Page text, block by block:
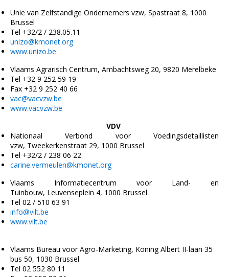
Unie van Zelfstandige Ondernemers vzw, Spastraat 8, 1000
Brussel
Tel +32/2 / 238.05.11
unizo@kmonet.org
www.unizo.be
Vlaams Agrarisch Centrum, Ambachtsweg 20, 9820 Merelbeke
Tel +32 9 252 59 19
Fax +32 9 252 40 66
vac@vacvzw.be
www.vacvzw.be
VDV
Nationaal Verbond voor Voedingsdetaillisten
vzw, Tweekerkenstraat 29, 1000 Brussel
Tel +32/2 / 238 06 22
carine.vermeulen@kmonet.org
Vlaams Informatiecentrum voor Land- en
Tuinbouw, Leuvenseplein 4, 1000 Brussel
Tel 02 / 510 63 91
info@vilt.be
www.vilt.be
Vlaams Bureau voor Agro-Marketing, Koning Albert II-laan 35
bus 50, 1030 Brussel
Tel 02 552 80 11